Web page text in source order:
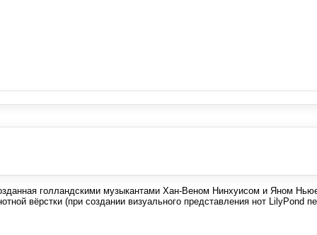
голландскими музыкантами Хан-Веном Нинхуисом и Яном
вёрстки (при создании визуального представления нот LilyPond